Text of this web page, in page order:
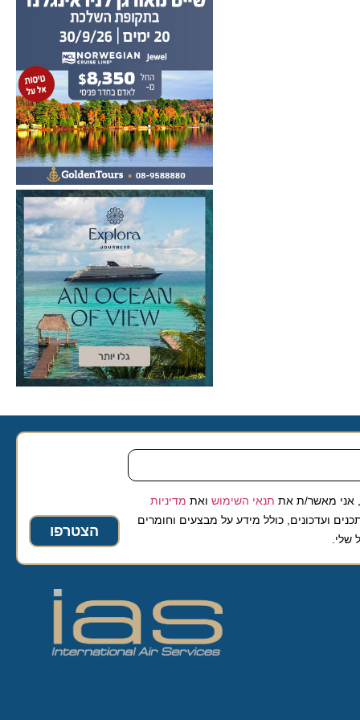
מאשר/ת אתתנאי השימושואת מדיניות
כולל מידע על מבצעים וחומרים
הצטרפו